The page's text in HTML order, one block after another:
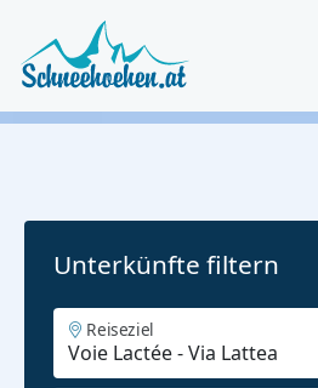
Unterkünfte filtern
Reiseziel